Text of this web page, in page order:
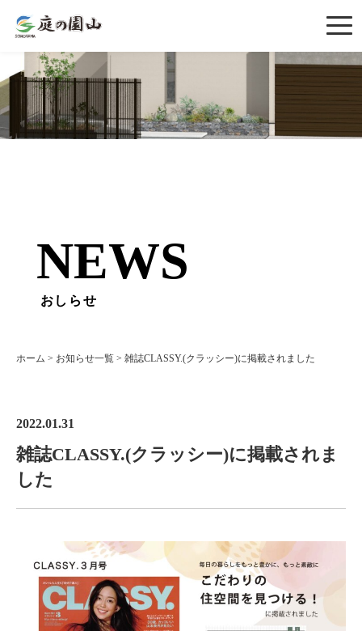
NEWS
おしらせ
ホーム > お知らせ一覧 > 雑誌CLASSY.(クラッシー)に掲載されました
2022.01.31
雑誌CLASSY.(クラッシー)に掲載されま
した